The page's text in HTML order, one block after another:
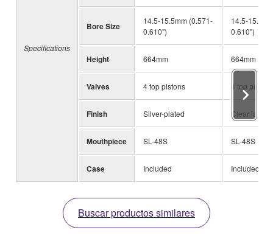
Specifications
Bore Size
14.5-15.5mm (0.571-
0.610")
14.5-
0.610")
Height 664mm 664mm
Valves 4 top pistons 4 top pistons
Finish Silver-plated Clear
Mouthpiece SL-48S SL-48S
Case Included Included
Buscar productos similares